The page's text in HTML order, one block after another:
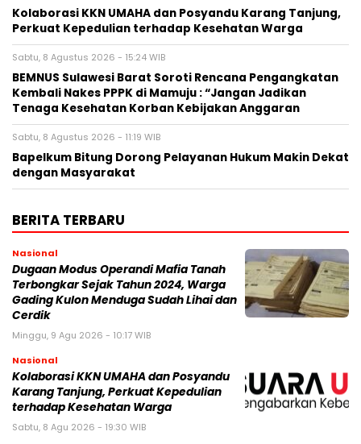
Kolaborasi KKN UMAHA dan Posyandu Karang Tanjung,
Perkuat Kepedulian terhadap Kesehatan Warga
Sabtu, 8 Agustus 2026 - 15:24 WIB
BEMNUS Sulawesi Barat Soroti Rencana Pengangkatan
Kembali Nakes PPPK di Mamuju : “Jangan Jadikan
Tenaga Kesehatan Korban Kebijakan Anggaran
Sabtu, 8 Agustus 2026 - 11:19 WIB
Bapelkum Bitung Dorong Pelayanan Hukum Makin Dekat
dengan Masyarakat
BERITA TERBARU
Nasional
Dugaan Modus Operandi Mafia Tanah
Terbongkar Sejak Tahun 2024, Warga
Gading Kulon Menduga Sudah Lihai dan
Cerdik
Minggu, 9 Agu 2026 - 10:17 WIB
Nasional
Kolaborasi KKN UMAHA dan Posyandu
Karang Tanjung, Perkuat Kepedulian
terhadap Kesehatan Warga
Sabtu, 8 Agu 2026 - 19:30 WIB